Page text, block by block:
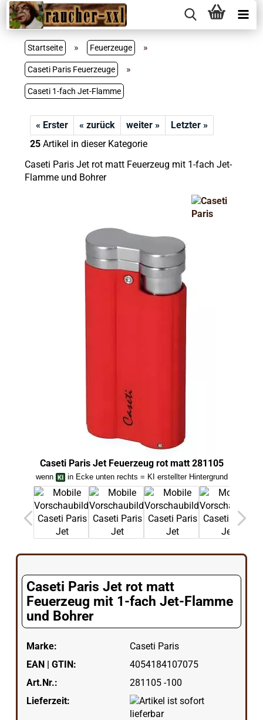
Startseite » Feuerzeuge »
Caseti Paris Feuerzeuge »
Caseti 1-fach Jet-Flamme
« Erster « zurück weiter »
Letzter »
25Artikel in dieser Kategorie
Caseti Paris Jet rot matt Feuerzeug mit 1-fach Jet-
Flamme und Bohrer
Caseti Paris Jet Feuerzeug rot matt 281105
wenn in Ecke unten rechts = KI erstellter Hintergrund
Caseti Paris Jet rot matt
Feuerzeug mit 1-fach Jet-Flamme
und Bohrer
Marke:
Caseti Paris
EAN | GTIN:
4054184107075
Art.Nr.:
281105 -100
Lieferzeit: